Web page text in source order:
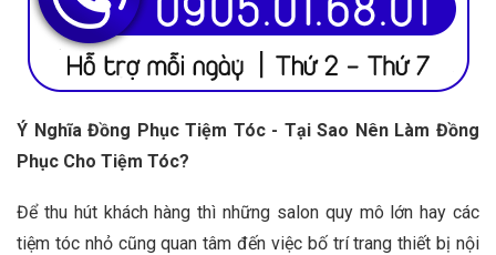
Ý Nghĩa Đồng Phục Tiệm Tóc - Tại Sao Nên Làm Đồng
Phục Cho Tiệm Tóc?
Để thu hút khách hàng thì những salon quy mô lớn hay các
tiệm tóc nhỏ cũng quan tâm đến việc bố trí trang thiết bị nội